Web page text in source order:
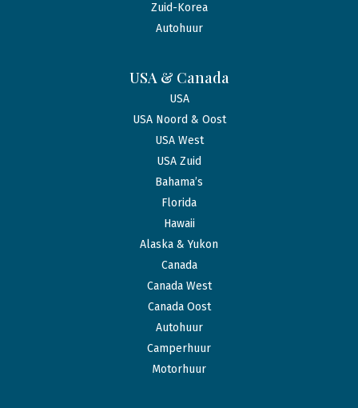
Zuid-Korea
Autohuur
USA & Canada
USA
USA Noord & Oost
USA West
USA Zuid
Bahama’s
Florida
Hawaii
Alaska & Yukon
Canada
Canada West
Canada Oost
Autohuur
Camperhuur
Motorhuur